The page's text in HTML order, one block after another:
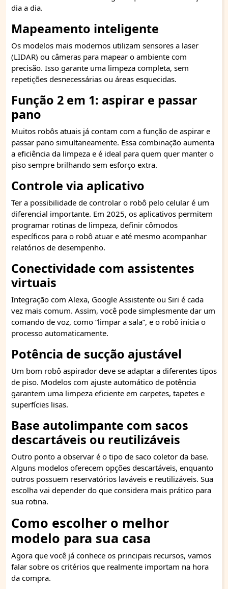
dia a dia.
Mapeamento inteligente
Os modelos mais modernos utilizam sensores a laser
(LIDAR) ou câmeras para mapear o ambiente com
precisão. Isso garante uma limpeza completa, sem
repetições desnecessárias ou áreas esquecidas.
Função 2 em 1: aspirar e passar
pano
Muitos robôs atuais já contam com a função de aspirar e
passar pano simultaneamente. Essa combinação aumenta
a eficiência da limpeza e é ideal para quem quer manter o
piso sempre brilhando sem esforço extra.
Controle via aplicativo
Ter a possibilidade de controlar o robô pelo celular é um
diferencial importante. Em 2025, os aplicativos permitem
programar rotinas de limpeza, definir cômodos
específicos para o robô atuar e até mesmo acompanhar
relatórios de desempenho.
Conectividade com assistentes
virtuais
Integração com Alexa, Google Assistente ou Siri é cada
vez mais comum. Assim, você pode simplesmente dar um
comando de voz, como “limpar a sala”, e o robô inicia o
processo automaticamente.
Potência de sucção ajustável
Um bom robô aspirador deve se adaptar a diferentes tipos
de piso. Modelos com ajuste automático de potência
garantem uma limpeza eficiente em carpetes, tapetes e
superfícies lisas.
Base autolimpante com sacos
descartáveis ou reutilizáveis
Outro ponto a observar é o tipo de saco coletor da base.
Alguns modelos oferecem opções descartáveis, enquanto
outros possuem reservatórios laváveis e reutilizáveis. Sua
escolha vai depender do que considera mais prático para
sua rotina.
Como escolher o melhor
modelo para sua casa
Agora que você já conhece os principais recursos, vamos
falar sobre os critérios que realmente importam na hora
da compra.